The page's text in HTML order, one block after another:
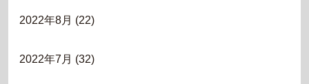
2022年8月 (22)
2022年7月 (32)